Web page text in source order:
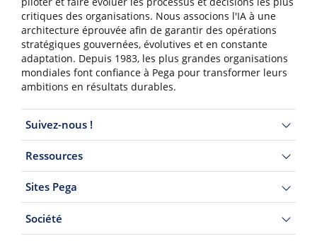
critiques des organisations. Nous associons l'IA à une
architecture éprouvée afin de garantir des opérations
stratégiques gouvernées, évolutives et en constante
adaptation. Depuis 1983, les plus grandes organisations
mondiales font confiance à Pega pour transformer leurs
ambitions en résultats durables.
Suivez-nous !
Ressources
Sites Pega
Société